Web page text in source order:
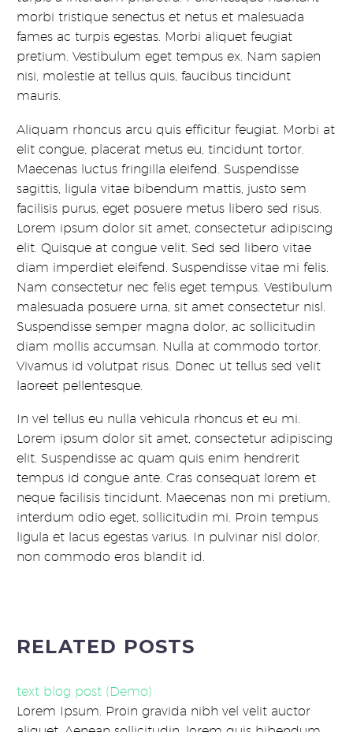
morbi tristique senectus et netus et malesuada
fames ac turpis egestas. Morbi aliquet feugiat
pretium. Vestibulum eget tempus ex. Nam sapien
nisi, molestie at tellus quis, faucibus tincidunt
mauris.
Aliquam rhoncus arcu quis efficitur feugiat. Morbi at
elit congue, placerat metus eu, tincidunt tortor.
Maecenas luctus fringilla eleifend. Suspendisse
sagittis, ligula vitae bibendum mattis, justo sem
facilisis purus, eget posuere metus libero sed risus.
Lorem ipsum dolor sit amet, consectetur adipiscing
elit. Quisque at congue velit. Sed sed libero vitae
diam imperdiet eleifend. Suspendisse vitae mi felis.
Nam consectetur nec felis eget tempus. Vestibulum
malesuada posuere urna, sit amet consectetur nisl.
Suspendisse semper magna dolor, ac sollicitudin
diam mollis accumsan. Nulla at commodo tortor.
Vivamus id volutpat risus. Donec ut tellus sed velit
laoreet pellentesque.
In vel tellus eu nulla vehicula rhoncus et eu mi.
Lorem ipsum dolor sit amet, consectetur adipiscing
elit. Suspendisse ac quam quis enim hendrerit
tempus id congue ante. Cras consequat lorem et
neque facilisis tincidunt. Maecenas non mi pretium,
interdum odio eget, sollicitudin mi. Proin tempus
ligula et lacus egestas varius. In pulvinar nisl dolor,
non commodo eros blandit id.
RELATED POSTS
text blog post (Demo)
Lorem Ipsum. Proin gravida nibh vel velit auctor